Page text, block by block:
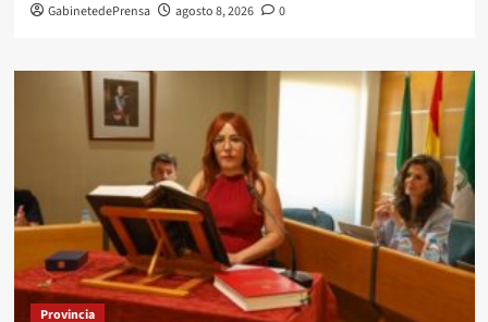
GabinetedePrensa agosto 8, 2026 0
Provincia